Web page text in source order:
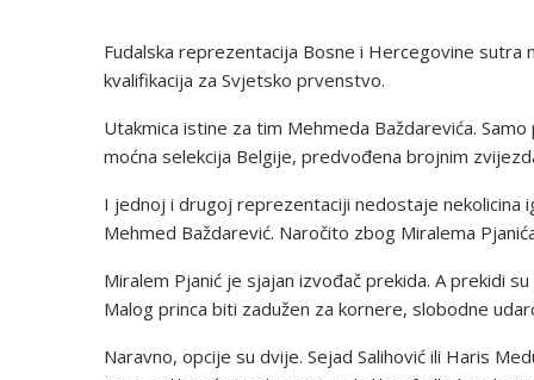
Fudalska reprezentacija Bosne i Hercegovine sutra
kvalifikacija za Svjetsko prvenstvo.
Utakmica istine za tim Mehmeda Baždarevića.
moćna selekcija Belgije, predvođena brojnim
I jednoj i drugoj reprezentaciji nedostaje nekolicina
Mehmed Baždarević. Naročito zbog Miralema
Miralem Pjanić je sjajan izvođač prekida. A prekidi
Malog princa biti zadužen za kornere, slobodne
Naravno, opcije su dvije. Sejad Salihović ili Haris